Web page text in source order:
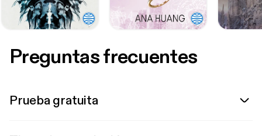
Preguntas frecuentes
Prueba gratuita